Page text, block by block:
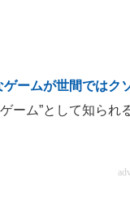
ゲームが世間ではク
ーム”として知られ